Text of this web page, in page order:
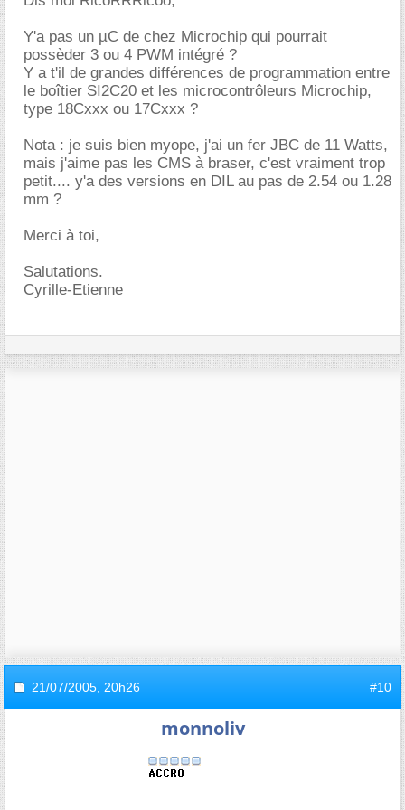
Y'a pas un µC de chez Microchip qui pourrait
possèder 3 ou 4 PWM intégré ?
Y a t'il de grandes différences de programmation entre
le boîtier SI2C20 et les microcontrôleurs Microchip,
type 18Cxxx ou 17Cxxx ?
Nota : je suis bien myope, j'ai un fer JBC de 11 Watts,
mais j'aime pas les CMS à braser, c'est vraiment trop
petit.... y'a des versions en DIL au pas de 2.54 ou 1.28
mm ?
Merci à toi,
Salutations.
Cyrille-Etienne
21/07/2005, 20h26 #10
monnoliv